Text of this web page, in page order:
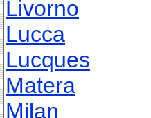
Livorno
Lucca
Lucques
Matera
Milan